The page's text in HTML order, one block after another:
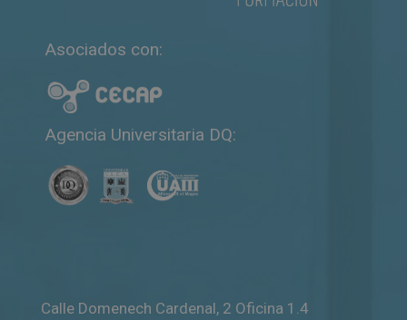
Asociados con:
Agencia Universitaria DQ:
Calle Domenech Cardenal, 2 Oficina 1.4